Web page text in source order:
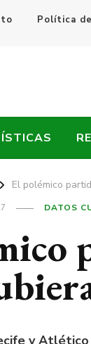
Política
El polémico
DATOS